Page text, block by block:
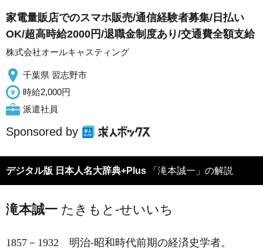
家電量販店でのスマホ販売/通信経験者募集/日払い
OK/超高時給2000円/退職金制度あり/交通費全額支給
株式会社オールキャスティング
千葉県 習志野市
時給2,000円
派遣社員
Sponsored by
デジタル版 日本人名大辞典+Plus 「滝本誠一」の解説
滝本誠一 たきもと-せいいち
1857－1932 明治-昭和時代前期の経済史学者。